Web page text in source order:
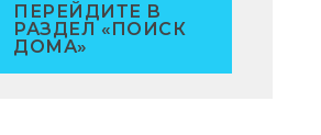
ПЕРЕЙДИТЕ В
РАЗДЕЛ «ПОИСК
ДОМА»